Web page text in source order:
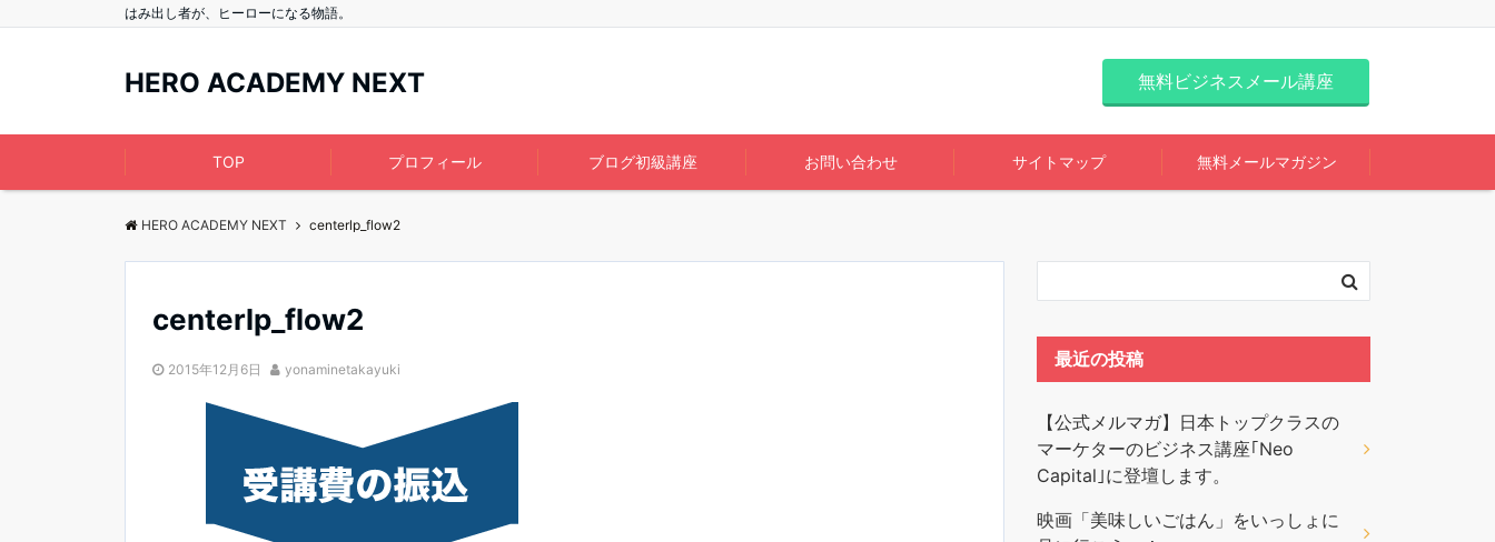
はみ出し者が、ヒーローになる物語。
HERO ACADEMY NEXT 無料ビジネスメール講座
TOP プロフィール ブログ初級講座 お問い合わせ サイトマップ 無料メールマガジン
HERO ACADEMY NEXT centerlp_flow2
centerlp_flow2
2015年12月6日 yonaminetakayuki 最近の投稿
【公式メルマガ】日本トップクラスの
マーケターのビジネス講座｢Neo
Capital｣に登壇します。
映画「美味しいごはん」をいっしょに